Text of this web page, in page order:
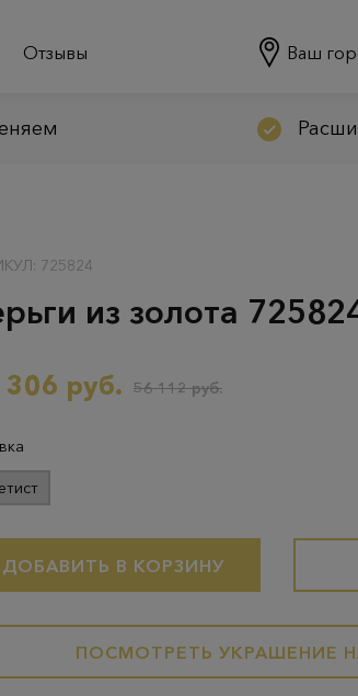
Отзывы Ваш
725824
из золота
руб. 56 112 руб.
ДОБАВИТЬ В КОРЗИНУ
ПОСМОТРЕТЬ УКРАШЕНИЕ